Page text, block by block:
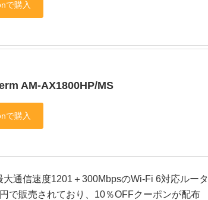
AM-AX1800HP/MS
通信速度1201＋300MbpsのWi-Fi 6対応ルータ
で販売されており、10％OFFクーポンが配布